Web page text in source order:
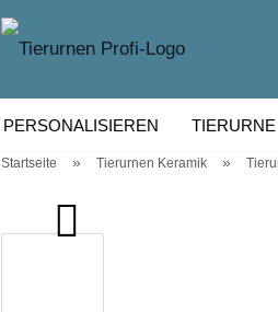
PERSONALISIEREN
Startseite » Tierurnen Keramik »